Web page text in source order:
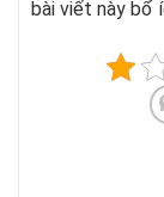
bài viết này bổ